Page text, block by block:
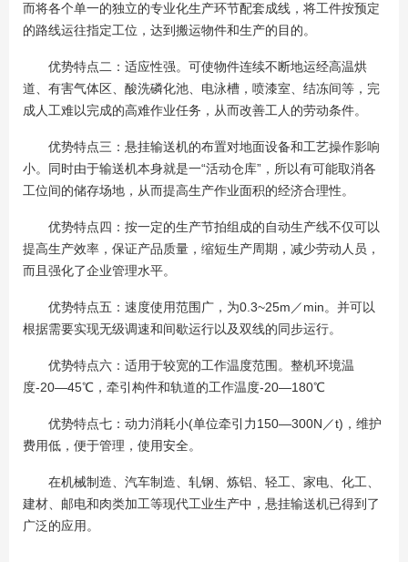
而将各个单一的独立的专业化生产环节配套成线，将工件按预定
的路线运往指定工位，达到搬运物件和生产的目的。
优势特点二：适应性强。可使物件连续不断地运经高温烘
道、有害气体区、酸洗磷化池、电泳槽，喷漆室、结冻间等，完
成人工难以完成的高难作业任务，从而改善工人的劳动条件。
优势特点三：悬挂输送机的布置对地面设备和工艺操作影响
小。同时由于输送机本身就是一“活动仓库”，所以有可能取消各
工位间的储存场地，从而提高生产作业面积的经济合理性。
优势特点四：按一定的生产节拍组成的自动生产线不仅可以
提高生产效率，保证产品质量，缩短生产周期，减少劳动人员，
而且强化了企业管理水平。
优势特点五：速度使用范围广，为0.3~25m／min。并可以
根据需要实现无级调速和间歇运行以及双线的同步运行。
优势特点六：适用于较宽的工作温度范围。整机环境温
度-20—45℃，牵引构件和轨道的工作温度-20—180℃
优势特点七：动力消耗小(单位牵引力150—300N／t)，维护
费用低，便于管理，使用安全。
在机械制造、汽车制造、轧钢、炼铝、轻工、家电、化工、
建材、邮电和肉类加工等现代工业生产中，悬挂输送机已得到了
广泛的应用。